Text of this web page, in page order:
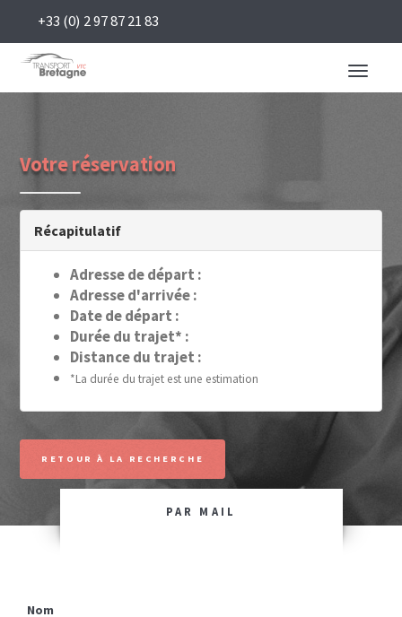
+33 (0) 2 97 87 21 83
Toggle
Votre réservation
Récapitulatif
Adresse de départ :
Adresse d'arrivée :
Date de départ :
Durée du trajet* :
Distance du trajet :
*La durée du trajet est une estimation
RETOUR À LA RECHERCHE
PAR MAIL
Nom